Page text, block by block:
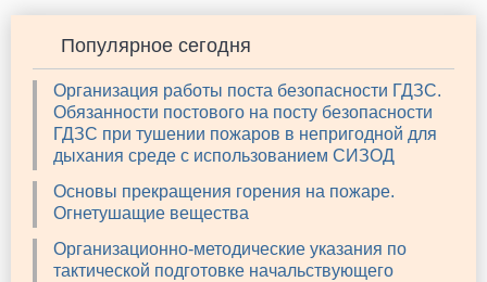
Популярное сегодня
Организация работы поста безопасности ГДЗС.
Обязанности постового на посту безопасности
ГДЗС при тушении пожаров в непригодной для
дыхания среде с использованием СИЗОД
Основы прекращения горения на пожаре.
Огнетушащие вещества
Организационно-методические указания по
тактической подготовке начальствующего